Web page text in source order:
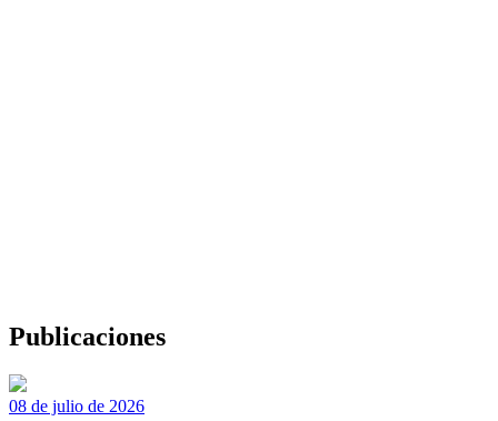
Publicaciones
08 de julio de 2026